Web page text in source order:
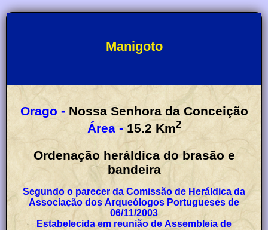
Manigoto
Orago - Nossa Senhora da Conceição
Área - 15.2 Km2
Ordenação heráldica do brasão e
bandeira
Segundo o parecer da Comissão de Heráldica da
Associação dos Arqueólogos Portugueses de
06/11/2003
Estabelecida em reunião de Assembleia de